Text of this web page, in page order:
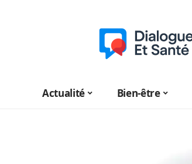
Actualité Bien-être